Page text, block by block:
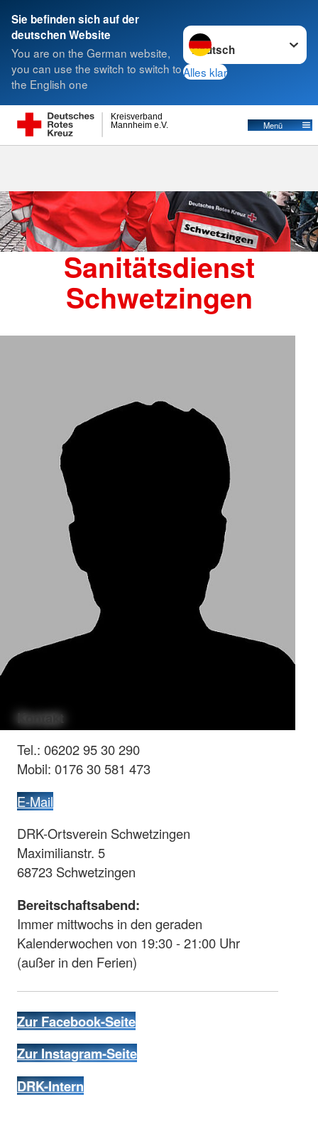
Sie befinden sich auf der
deutschen Website
You are on the German website,
you can use the switch to switch to
the English one
Sprache wechseln zu
Alles klar
Mannheim e.V.
Kreisverband
Menü
Suche
Sanitätsdienst
Schwetzingen
Kontakt
Tel.: 06202 95 30 290
Mobil: 0176 30 581 473
E-Mail
DRK-Ortsverein Schwetzingen
Maximilianstr. 5
68723 Schwetzingen
Bereitschaftsabend:
Immer mittwochs in den geraden
Kalenderwochen von 19:30 - 21:00 Uhr
(außer in den Ferien)
Zur Facebook-Seite
Zur Instagram-Seite
DRK-Intern